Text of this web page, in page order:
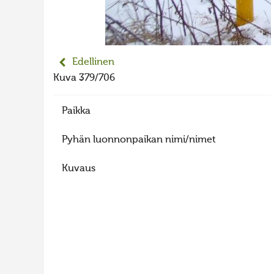
Edellinen
Kuva 379/706
Paikka
Pyhän luonnonpaikan nimi/nimet
Kuvaus